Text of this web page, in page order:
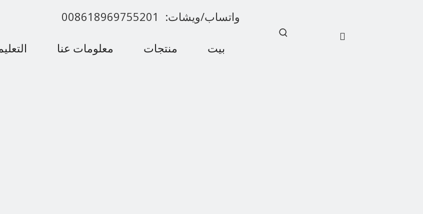
واتساب/ويشات: 008618969755201
بيت منتجات معلومات عنا